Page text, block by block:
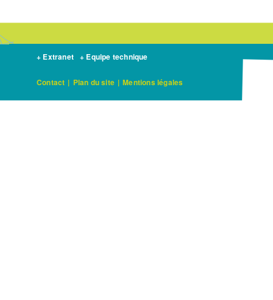
+ Extranet + Equipe technique
Contact | Plan du site | Mentions légales